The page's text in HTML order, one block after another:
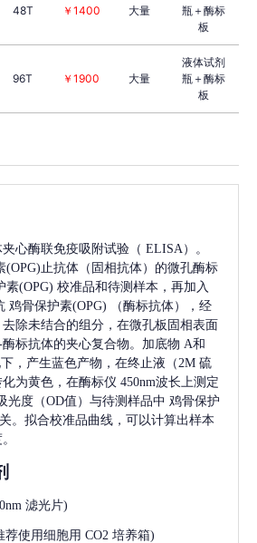
48T ￥1400 大量
瓶＋酶标
板
96T ￥1900 大量
液体试剂
瓶＋酶标
板
心酶联免疫吸附试验（ ELISA）。
(OPG) 止抗体（固相抗体）的微孔酶标
素(OPG) 校准品和待测样本，再加入
鸡骨保护素(OPG)
（酶标抗体），经
除未结合的组分，在微孔板固相表面
标抗体的夹心复合物。加底物 A和
，产生蓝色产物，在终止液（2M 硫
为黄色，在酶标仪 450nm波长上测定
光度（OD值）与待测样品中 鸡骨保护
。拟合校准品曲线，可以计算出样本
滤光片)
荐使用细胞用 CO2 培养箱)